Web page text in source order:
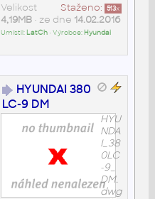
Staženo: 513x
Velikost
4,19MB• ze dne 14.02.2016
Umístil: LatCh• Výrobce: Hyundai
HYUNDAI 380
LC-9 DM
HYU
NDA
I_38
0LC
-9_
DM.
dwg